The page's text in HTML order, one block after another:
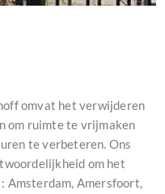
omvat het verwijderen
om ruimte te vrijmaken
te verbeteren. Ons
om het
Amsterdam, Amersfoort,